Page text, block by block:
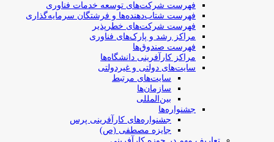
فهرست شرکت‌های‌‌ توسعه‌ خدمات فناوری
فهرست شتاب‌دهنده‌ها‌ و فرشتگان‌ سرمایه‌گذاری
فهرست شرکت‌های خطرپذیر
مراکز رشد و پارک‌های فناوری
فهرست صندوق‌ها
مراکز کارآفرینی دانشگاه‌ها
سایت‌های دولتی و غیردولتی
سایت‌های مرتبط
سازمان‌ها
بین‌المللی
جشنواره‌ها
جشنواره‌های کارآفرینی‌ پرس
جایزه مصطفی (ص)